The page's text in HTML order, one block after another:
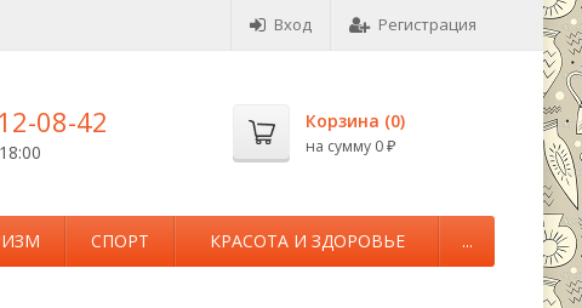
Вход Регистрация
08-42 Корзина (0)
на сумму 0 ₽
СПОРТ КРАСОТА И ЗДОРОВЬЕ ...